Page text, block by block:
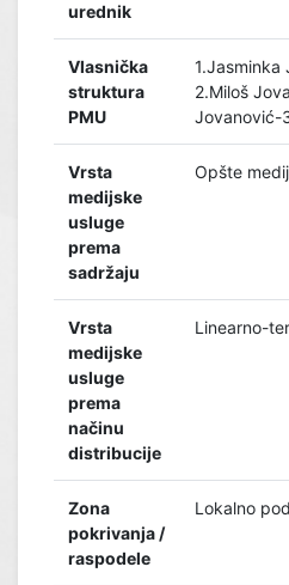
urednik
Vlasnička
struktura
PMU
2.Miloš
Jovanović-
Vrsta
medijske
usluge
prema
sadržaju
Opšte
Vrsta
medijske
usluge
prema
načinu
distribucije
Linearno-
Zona
pokrivanja /
raspodele
Lokalno